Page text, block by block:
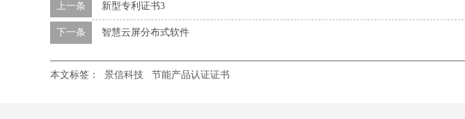
上一条 新型专利证书3
下一条 智慧云屏分布式软件
本文标签： 景信科技 节能产品认证证书